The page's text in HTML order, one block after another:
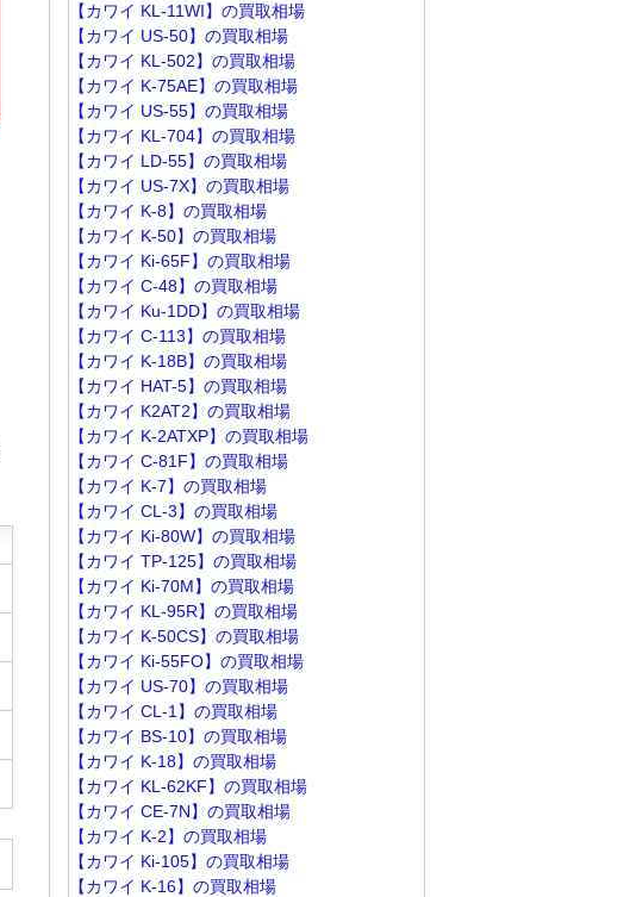
【カワイ KL-11WI】の買取相場
【カワイ US-50】の買取相場
【カワイ KL-502】の買取相場
【カワイ K-75AE】の買取相場
【カワイ US-55】の買取相場
【カワイ KL-704】の買取相場
【カワイ LD-55】の買取相場
【カワイ US-7X】の買取相場
【カワイ K-8】の買取相場
【カワイ K-50】の買取相場
【カワイ Ki-65F】の買取相場
【カワイ C-48】の買取相場
【カワイ Ku-1DD】の買取相場
【カワイ C-113】の買取相場
【カワイ K-18B】の買取相場
【カワイ HAT-5】の買取相場
【カワイ K2AT2】の買取相場
【カワイ K-2ATXP】の買取相場
【カワイ C-81F】の買取相場
【カワイ K-7】の買取相場
【カワイ CL-3】の買取相場
【カワイ Ki-80W】の買取相場
【カワイ TP-125】の買取相場
【カワイ Ki-70M】の買取相場
【カワイ KL-95R】の買取相場
【カワイ K-50CS】の買取相場
【カワイ Ki-55FO】の買取相場
【カワイ US-70】の買取相場
【カワイ CL-1】の買取相場
【カワイ BS-10】の買取相場
【カワイ K-18】の買取相場
【カワイ KL-62KF】の買取相場
【カワイ CE-7N】の買取相場
【カワイ K-2】の買取相場
【カワイ Ki-105】の買取相場
【カワイ K-16】の買取相場